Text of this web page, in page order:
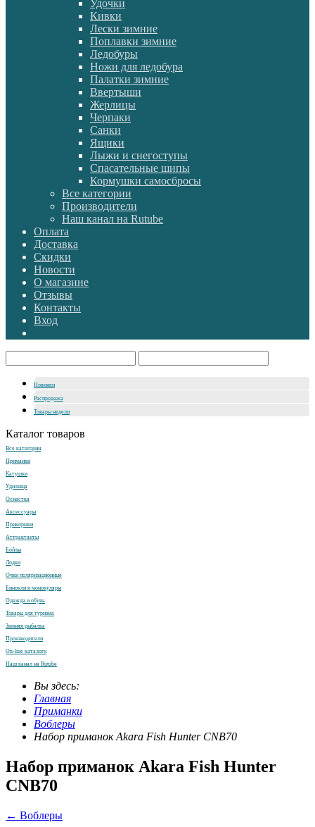
Удочки
Кивки
Лески зимние
Поплавки зимние
Ледобуры
Ножи для ледобура
Палатки зимние
Ввертыши
Жерлицы
Черпаки
Санки
Ящики
Лыжи и снегоступы
Спасательные шипы
Кормушки самосбросы
Все категории
Производители
Наш канал на Rutube
Оплата
Доставка
Скидки
Новости
О магазине
Отзывы
Контакты
Вход
Новинки
Распродажа
Товары недели
Каталог товаров
Все категории
Приманки
Катушки
Удилища
Оснастка
Аксессуары
Прикормки
Аттрактанты
Бойлы
Лодки
Очки поляризационные
Бинокли и монокуляры
Одежда и обувь
Товары для туризма
Зимняя рыбалка
Производители
On-line каталоги
Наш канал на Rutube
Вы здесь:
Главная
Приманки
Воблеры
Набор приманок Akara Fish Hunter CNB70
Набор приманок Akara Fish Hunter
CNB70
← Воблеры